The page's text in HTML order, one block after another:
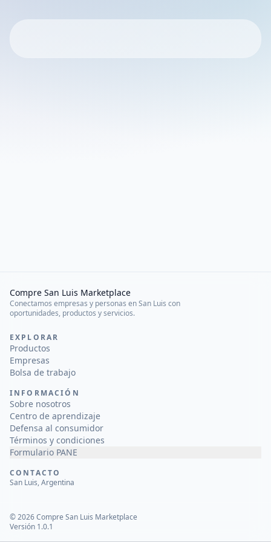
Compre San Luis Marketplace
Conectamos empresas y personas en San Luis con
oportunidades, productos y servicios.
EXPLORAR
Productos
Empresas
Bolsa de trabajo
INFORMACIÓN
Sobre nosotros
Centro de aprendizaje
Defensa al consumidor
Términos y condiciones
Formulario PANE
CONTACTO
San Luis, Argentina
©2026Compre San Luis Marketplace
Versión 1.0.1